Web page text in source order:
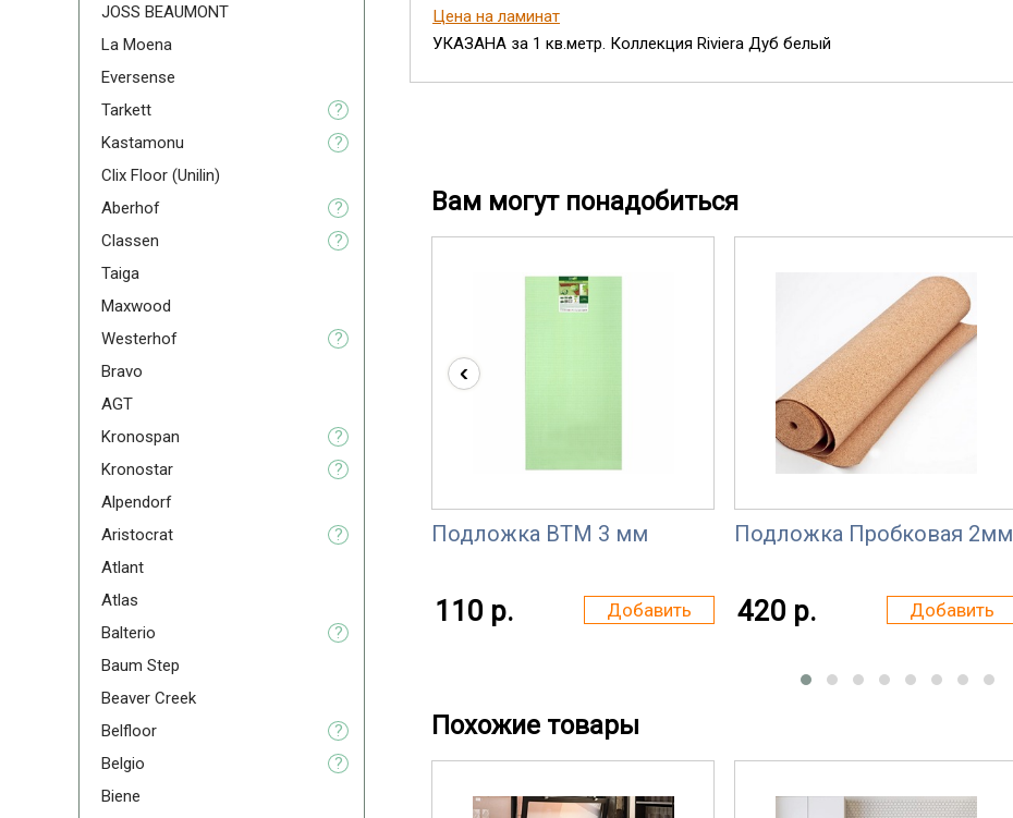
Цена на ламинат
УКАЗАНА за 1 кв.метр. Коллекция Riviera Дуб белый
Вам могут понадобиться
Подложка ВТМ 3 мм
110 р. Добавить
Подложка Пробковая 2мм
420 р. Добавить
‹
Похожие товары
JOSS BEAUMONT
La Moena
Eversense
Tarkett
?
Kastamonu
?
Clix Floor (Unilin)
Aberhof
?
Classen
?
Taiga
Maxwood
Westerhof
?
Bravo
AGT
Kronospan
?
Kronostar
?
Alpendorf
Aristoсrat
?
Atlant
Atlas
Balterio
?
Baum Step
Beaver Creek
Belfloor
?
Belgio
?
Biene